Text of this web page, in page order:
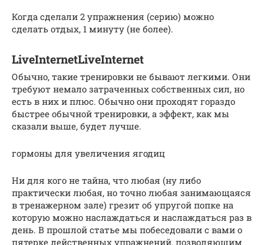
Когда сделали 2 упражнения (серию) можно
сделать отдых, 1 минуту (не более).
LiveInternetLiveInternet
Обычно, такие тренировки не бывают легкими. Они
требуют немало затраченных собственных сил, но
есть в них и плюс. Обычно они проходят гораздо
быстрее обычной тренировки, а эффект, как мы
сказали выше, будет лучше.
гормоны для увеличения ягодиц
Ни для кого не тайна, что любая (ну либо
практически любая, но точно любая занимающаяся
в тренажерном зале) грезит об упругой попке на
которую можно наслаждаться и наслаждаться раз в
день. В прошлой статье мы побеседовали с вами о
пятерке действенных упражнений, позволяющим